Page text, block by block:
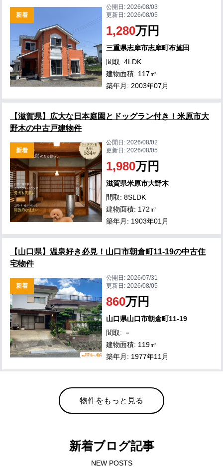
新着
公開日:2026/08/03
更新日:2026/08/05
1,280万円
三重県志摩市志摩町布施田
間取: 4LDK
建物面積: 117㎡
築年月: 2003年07月
【滋賀県】広大な日本庭園とドッグラン付き！米原市大
野木の中古戸建物件
新着
公開日:2026/08/02
更新日:2026/08/05
1,980万円
滋賀県米原市大野木
間取: 8SLDK
建物面積: 172㎡
築年月: 1903年01月
【山口県】温泉好き必見！山口市朝倉町11-19の中古住
宅物件
新着
公開日:2026/07/31
更新日:2026/08/05
860万円
山口県山口市朝倉町11-19
間取: －
建物面積: 119㎡
築年月: 1977年11月
物件をもっと見る
新着ブログ記事
NEW POSTS